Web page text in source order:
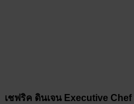
เชฟริค ดินเจน Executive Chef